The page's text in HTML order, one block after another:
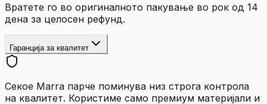
Вратете го во оригиналното пакување во рок од 14
дена за целосен рефунд.
Гаранција за квалитет
Секое Marra парче поминува низ строга контрола
на квалитет. Користиме само премиум материјали и